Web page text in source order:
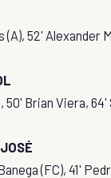
52' Alexander
50' Brian Viera, 64'
(FC), 41'